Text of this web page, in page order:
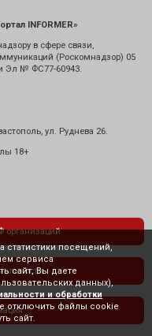
INFORMER»
в сфере связи,
(Роскомнадзор) 05
Эл № ФС77-60943.
ул. Руднева 26.
18+
организаций
статистики посещений,
сервиса
сайт, Вы даете
данных),
и обработки
отключить файлы cookie
сайт.